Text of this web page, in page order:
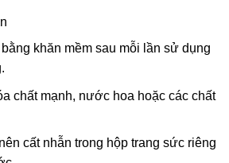
bằng khăn mềm sau mỗi lần sử dụng
chất mạnh, nước hoa hoặc các chất
cất nhẫn trong hộp trang sức riêng